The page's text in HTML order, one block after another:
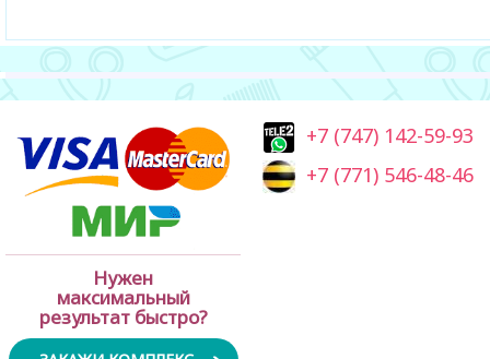
Нужен
максимальный
результат быстро?
+7 (747) 142-59-93
+7 (771) 546-48-46